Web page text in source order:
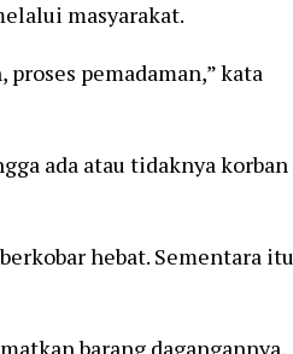
masyarakat.
pemadaman,” kata
ada atau tidaknya korban
hebat. Sementara
barang dagangannya.